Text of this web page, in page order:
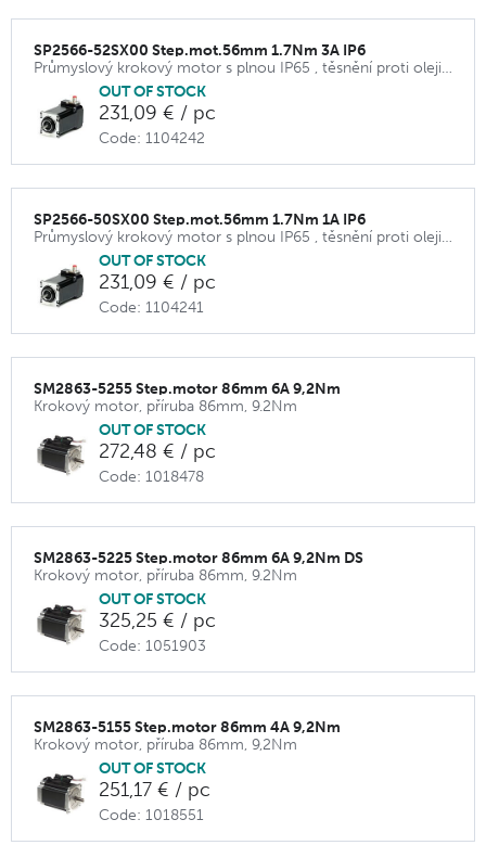
SP2566-52SX00 Step.mot.56mm 1.7Nm 3A IP6
Průmyslový krokový motor s plnou IP65 , těsnění proti oleji na hřídeli, příruba 56 mm
OUT OF STOCK
231,09 € / pc
Code: 1104242
SP2566-50SX00 Step.mot.56mm 1.7Nm 1A IP6
Průmyslový krokový motor s plnou IP65 , těsnění proti oleji na hřídeli, příruba 56 mm
OUT OF STOCK
231,09 € / pc
Code: 1104241
SM2863-5255 Step.motor 86mm 6A 9,2Nm
Krokový motor, příruba 86mm, 9.2Nm
OUT OF STOCK
272,48 € / pc
Code: 1018478
SM2863-5225 Step.motor 86mm 6A 9,2Nm DS
Krokový motor, příruba 86mm, 9.2Nm
OUT OF STOCK
325,25 € / pc
Code: 1051903
SM2863-5155 Step.motor 86mm 4A 9,2Nm
Krokový motor, příruba 86mm, 9,2Nm
OUT OF STOCK
251,17 € / pc
Code: 1018551